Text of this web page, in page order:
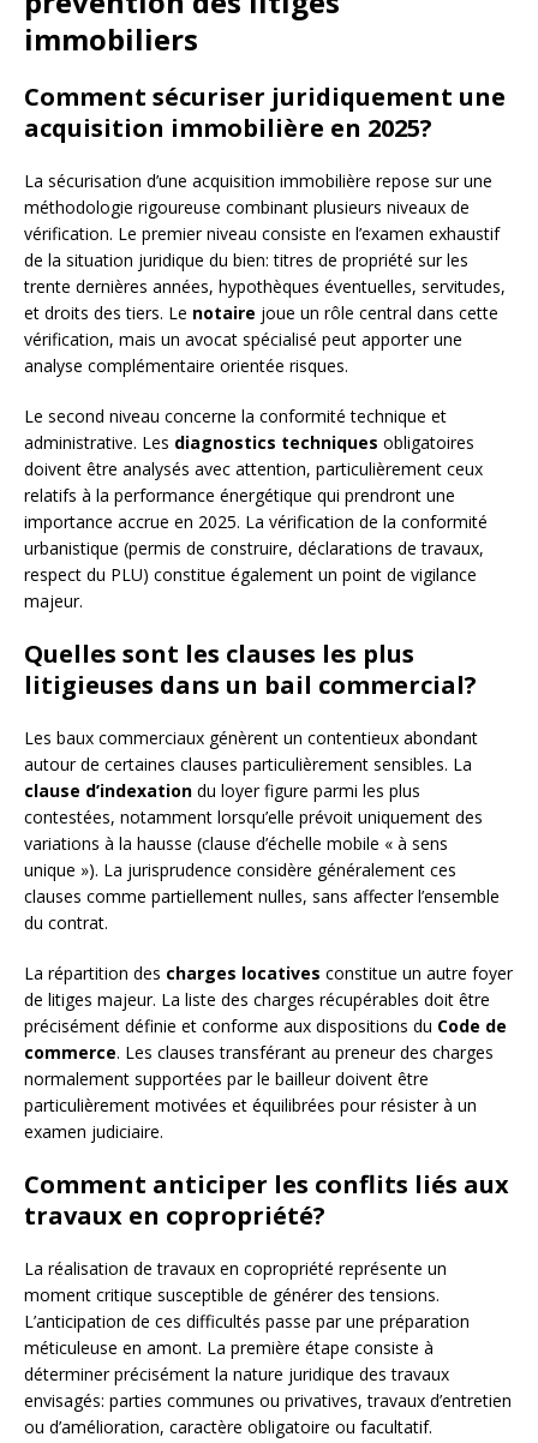
immobiliers
Comment sécuriser juridiquement une
acquisition immobilière en 2025?
La sécurisation d’une acquisition immobilière repose sur une
méthodologie rigoureuse combinant plusieurs niveaux de
vérification. Le premier niveau consiste en l’examen exhaustif
de la situation juridique du bien: titres de propriété sur les
trente dernières années, hypothèques éventuelles, servitudes,
et droits des tiers. Le notaire joue un rôle central dans cette
vérification, mais un avocat spécialisé peut apporter une
analyse complémentaire orientée risques.
Le second niveau concerne la conformité technique et
administrative. Les diagnostics techniques obligatoires
doivent être analysés avec attention, particulièrement ceux
relatifs à la performance énergétique qui prendront une
importance accrue en 2025. La vérification de la conformité
urbanistique (permis de construire, déclarations de travaux,
respect du PLU) constitue également un point de vigilance
majeur.
Quelles sont les clauses les plus
litigieuses dans un bail commercial?
Les baux commerciaux génèrent un contentieux abondant
autour de certaines clauses particulièrement sensibles. La
clause d’indexation du loyer figure parmi les plus
contestées, notamment lorsqu’elle prévoit uniquement des
variations à la hausse (clause d’échelle mobile « à sens
unique »). La jurisprudence considère généralement ces
clauses comme partiellement nulles, sans affecter l’ensemble
du contrat.
La répartition des charges locatives constitue un autre foyer
de litiges majeur. La liste des charges récupérables doit être
précisément définie et conforme aux dispositions du Code de
commerce. Les clauses transférant au preneur des charges
normalement supportées par le bailleur doivent être
particulièrement motivées et équilibrées pour résister à un
examen judiciaire.
Comment anticiper les conflits liés aux
travaux en copropriété?
La réalisation de travaux en copropriété représente un
moment critique susceptible de générer des tensions.
L’anticipation de ces difficultés passe par une préparation
méticuleuse en amont. La première étape consiste à
déterminer précisément la nature juridique des travaux
envisagés: parties communes ou privatives, travaux d’entretien
ou d’amélioration, caractère obligatoire ou facultatif.